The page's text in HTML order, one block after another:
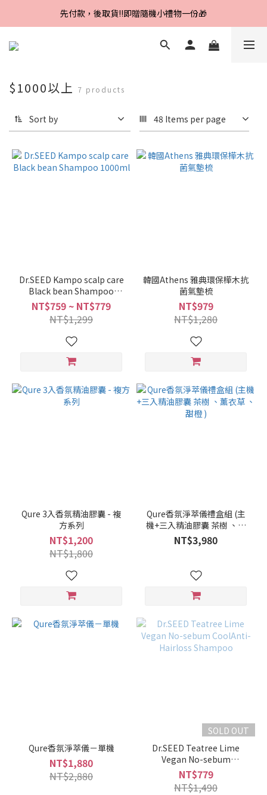
Line好友招募中，首購、回購皆贈100元
先付款，後取貨‼️即贈隨機小禮物一份🎁
Line好友招募中，首購、回購皆贈100元
$1000以上 7 products
Sort by 48 Items per page
Dr.SEED Kampo scalp care
Black bean Shampoo
1000ml
NT$759 ~ NT$779
NT$1,299
韓國Athens 雅典環保樺木抗
菌氣墊梳
NT$979
NT$1,280
Qure 3入香氛精油膠囊 - 複
方系列
NT$1,200
NT$1,800
Qure香氛淨萃儀禮盒組 (主
機+三入精油膠囊 茶樹 、薰
衣草 、甜橙 )
NT$3,980
Qure香氛淨萃儀－單機
NT$1,880
NT$2,880
SOLD OUT
Dr.SEED Teatree Lime
Vegan No-sebum
CoolAnti-Hairloss
Shampoo
NT$779
NT$1,490